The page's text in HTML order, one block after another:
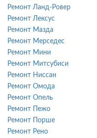
Ремонт Ланд-Ровер
Ремонт Лексус
Ремонт Мазда
Ремонт Мерседес
Ремонт Мини
Ремонт Митсубиси
Ремонт Ниссан
Ремонт Омода
Ремонт Опель
Ремонт Пежо
Ремонт Порше
Ремонт Рено